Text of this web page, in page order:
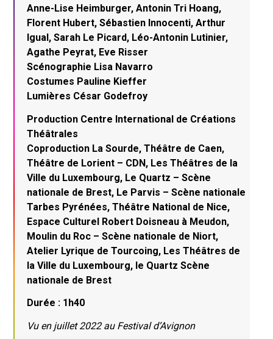
Anne-Lise Heimburger, Antonin Tri Hoang,
Florent Hubert, Sébastien Innocenti, Arthur
Igual, Sarah Le Picard, Léo-Antonin Lutinier,
Agathe Peyrat, Eve Risser
Scénographie Lisa Navarro
Costumes Pauline Kieffer
Lumières César Godefroy
Production Centre International de Créations
Théâtrales
Coproduction La Sourde, Théâtre de Caen,
Théâtre de Lorient – CDN, Les Théâtres de la
Ville du Luxembourg, Le Quartz – Scène
nationale de Brest, Le Parvis – Scène nationale
Tarbes Pyrénées, Théâtre National de Nice,
Espace Culturel Robert Doisneau à Meudon,
Moulin du Roc – Scène nationale de Niort,
Atelier Lyrique de Tourcoing, Les Théâtres de
la Ville du Luxembourg, le Quartz Scène
nationale de Brest
Durée : 1h40
Vu en juillet 2022 au Festival d’Avignon